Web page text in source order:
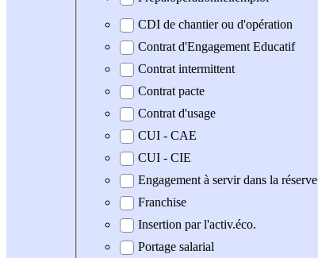
CDI de chantier ou d'opération
Contrat d'Engagement Educatif
Contrat intermittent
Contrat pacte
Contrat d'usage
CUI - CAE
CUI - CIE
Engagement à servir dans la réserve
Franchise
Insertion par l'activ.éco.
Portage salarial